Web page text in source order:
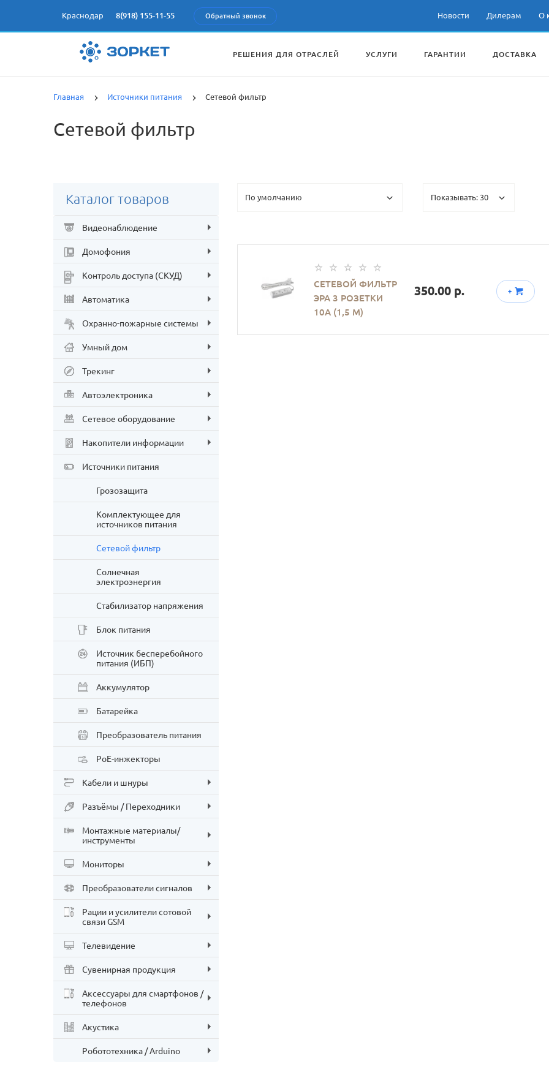
Краснодар 8(918) 155-11-55 Обратный звонок Новости Дилерам О
РЕШЕНИЯ ДЛЯ ОТРАСЛЕЙ УСЛУГИ ГАРАНТИИ ДОСТАВКА
Главная Источники питания Сетевой фильтр
Сетевой фильтр
Каталог товаров
Видеонаблюдение
Домофония
Контроль доступа (СКУД)
Автоматика
Охранно-пожарные системы
Умный дом
Трекинг
Автоэлектроника
Сетевое оборудование
Накопители информации
Источники питания
Грозозащита
Комплектующее для
источников питания
Сетевой фильтр
Солнечная
электроэнергия
Стабилизатор напряжения
Блок питания
Источник бесперебойного
питания (ИБП)
Аккумулятор
Батарейка
Преобразователь питания
PoE-инжекторы
Кабели и шнуры
Разъёмы / Переходники
Монтажные материалы/
инструменты
Мониторы
Преобразователи сигналов
Рации и усилители сотовой
связи GSM
Телевидение
Сувенирная продукция
Аксессуары для смартфонов /
телефонов
Акустика
Робототехника / Arduino
СЕТЕВОЙ ФИЛЬТР
ЭРА 3 РОЗЕТКИ
10А (1,5 М)
350.00 р. +